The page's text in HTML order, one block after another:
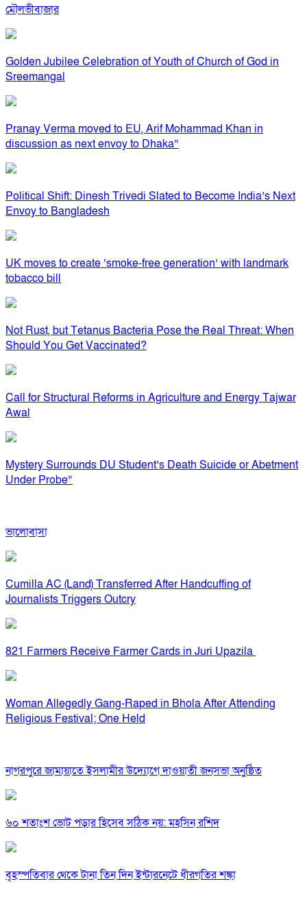
মৌলভীবাজার
Golden Jubilee Celebration of Youth of Church of God in
Sreemangal
Pranay Verma moved to EU, Arif Mohammad Khan in
discussion as next envoy to Dhaka”
Political Shift: Dinesh Trivedi Slated to Become India’s Next
Envoy to Bangladesh
UK moves to create ‘smoke-free generation’ with landmark
tobacco bill
Not Rust, but Tetanus Bacteria Pose the Real Threat: When
Should You Get Vaccinated?
Call for Structural Reforms in Agriculture and Energy Tajwar
Awal
Mystery Surrounds DU Student’s Death Suicide or Abetment
Under Probe”
ভালোবাসা
Cumilla AC (Land) Transferred After Handcuffing of
Journalists Triggers Outcry
821 Farmers Receive Farmer Cards in Juri Upazila
Woman Allegedly Gang-Raped in Bhola After Attending
Religious Festival; One Held
নাগরপুরে জামায়াতে ইসলামীর উদ্যোগে দাওয়াতী জনসভা অনুষ্ঠিত
৬০ শতাংশ ভোট পড়ার হিসেব সঠিক নয়: মহসিন রশিদ
বৃহস্পতিবার থেকে টানা তিন দিন ইন্টারনেটে ধীরগতির শঙ্কা